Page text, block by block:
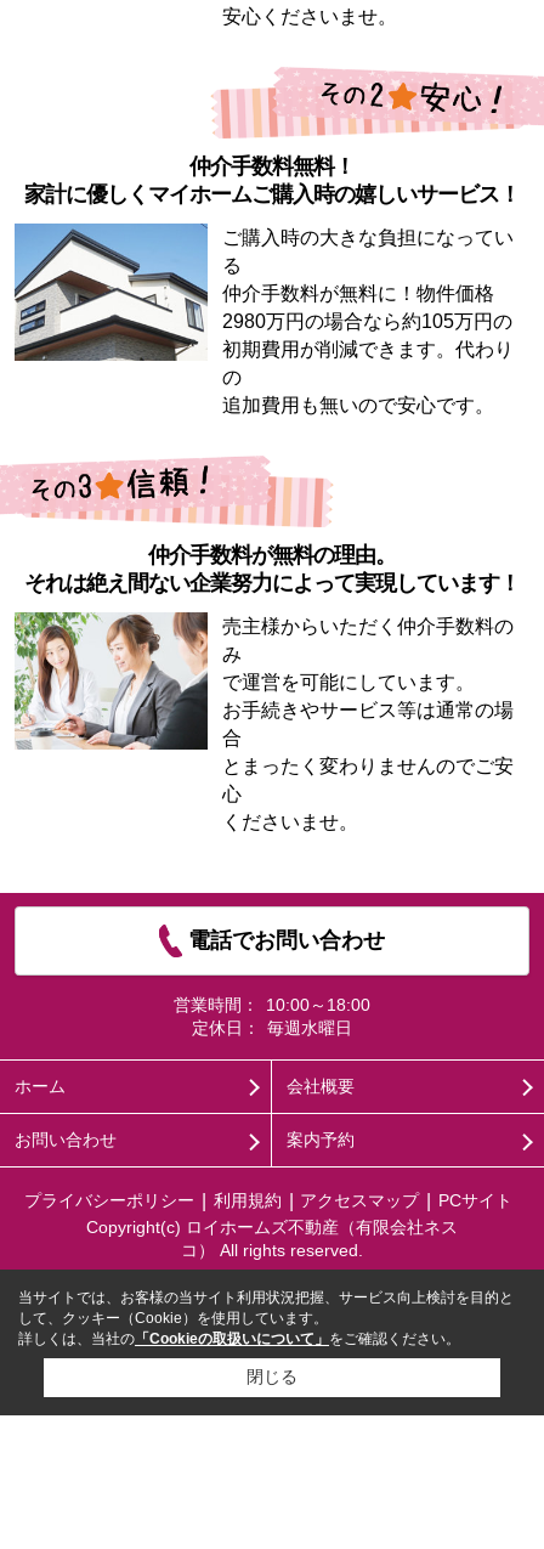
安心くださいませ。
仲介手数料無料！
家計に優しくマイホームご購入時の嬉しいサービス！
ご購入時の大きな負担になってい
る
仲介手数料が無料に！物件価格
2980万円の場合なら約105万円の
初期費用が削減できます。代わり
の
追加費用も無いので安心です。
仲介手数料が無料の理由。
それは絶え間ない企業努力によって実現しています！
売主様からいただく仲介手数料の
み
で運営を可能にしています。
お手続きやサービス等は通常の場
合
とまったく変わりませんのでご安
心
くださいませ。
電話でお問い合わせ
営業時間：
10:00～18:00
定休日：
毎週水曜日
ホーム 会社概要
お問い合わせ 案内予約
プライバシーポリシー 利用規約 アクセスマップ
PCサイト
Copyright(c) ロイホームズ不動産（有限会社ネス
コ） All rights reserved.
当サイトでは、お客様の当サイト利用状況把握、サービス向上検討を目的と
して、クッキー（Cookie）を使用しています。
詳しくは、当社の 「Cookieの取扱いについて」 をご確認ください。
閉じる